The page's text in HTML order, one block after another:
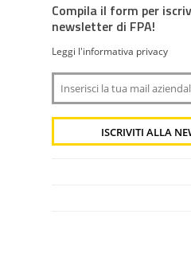
Compila il form per
newsletter di FPA!
Leggi l'informativa privacy